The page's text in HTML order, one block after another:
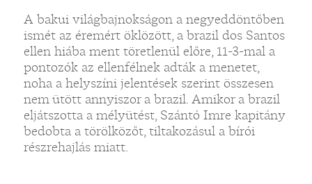
A bakui világbajnokságon a negyeddöntőben
ismét az éremért öklözött, a brazil dos Santos
ellen hiába ment töretlenül előre, 11-3-mal a
pontozók az ellenfélnek adták a menetet,
noha a helyszíni jelentések szerint összesen
nem ütött annyiszor a brazil. Amikor a brazil
eljátszotta a mélyütést, Szántó Imre kapitány
bedobta a törölközőt, tiltakozásul a bírói
részrehajlás miatt.